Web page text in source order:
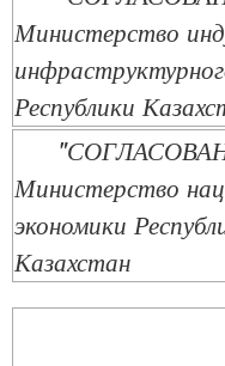
Министерство
Республики
Министерство
экономики
Казахстан